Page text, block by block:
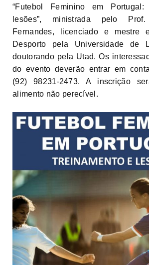
“Futebol Feminino em Portugal:
lesões”, ministrada pelo
Fernandes, licenciado e mestre
Desporto pela Universidade de
doutorando pela Utad. Os
do evento deverão entrar em
(92) 98231-2473. A inscrição
alimento não perecível.